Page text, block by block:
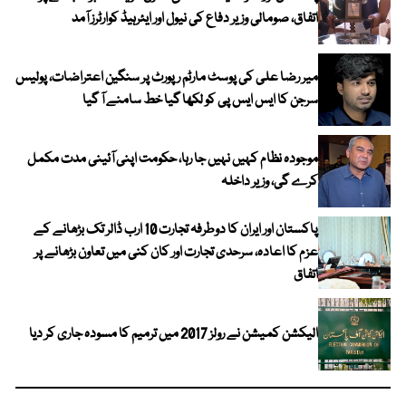
اتفاق، صومالی وزیر دفاع کی نیول اور ایئرہیڈ کوارٹرز آمد
میر رضا علی کی پوسٹ مارٹم رپورٹ پر سنگین اعتراضات، پولیس
سرجن کا ایس ایس پی کو لکھا گیا خط سامنے آ گیا
موجودہ نظام کہیں نہیں جا رہا، حکومت اپنی آئینی مدت مکمل
کرے گی، وزیر داخلہ
پاکستان اور ایران کا دوطرفہ تجارت 10 ارب ڈالر تک بڑھانے کے
عزم کا اعادہ، سرحدی تجارت اور کان کنی میں تعاون بڑھانے پر
اتفاق
الیکشن کمیشن نے رولز 2017 میں ترمیم کا مسودہ جاری کر دیا